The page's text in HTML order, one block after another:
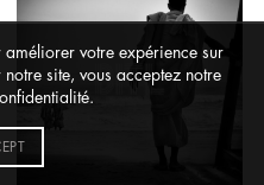
votre expérience sur
site, vous acceptez notre